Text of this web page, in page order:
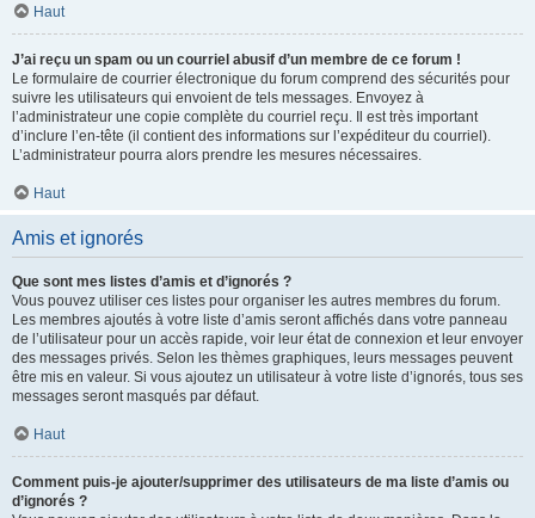
Haut
J’ai reçu un spam ou un courriel abusif d’un membre de ce forum !
Le formulaire de courrier électronique du forum comprend des sécurités pour
suivre les utilisateurs qui envoient de tels messages. Envoyez à
l’administrateur une copie complète du courriel reçu. Il est très important
d’inclure l’en-tête (il contient des informations sur l’expéditeur du courriel).
L’administrateur pourra alors prendre les mesures nécessaires.
Haut
Amis et ignorés
Que sont mes listes d’amis et d’ignorés ?
Vous pouvez utiliser ces listes pour organiser les autres membres du forum.
Les membres ajoutés à votre liste d’amis seront affichés dans votre panneau
de l’utilisateur pour un accès rapide, voir leur état de connexion et leur envoyer
des messages privés. Selon les thèmes graphiques, leurs messages peuvent
être mis en valeur. Si vous ajoutez un utilisateur à votre liste d’ignorés, tous ses
messages seront masqués par défaut.
Haut
Comment puis-je ajouter/supprimer des utilisateurs de ma liste d’amis ou
d’ignorés ?